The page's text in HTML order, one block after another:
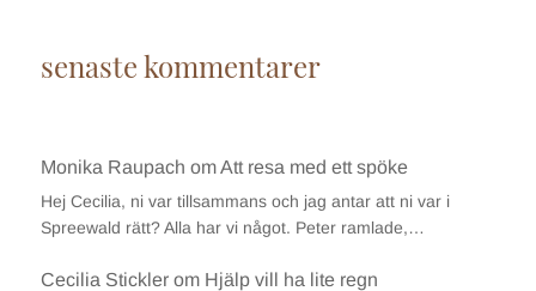
senaste kommentarer
Monika Raupach omAtt resa med ett spöke
Hej Cecilia, ni var tillsammans och jag antar att ni var i
Spreewald rätt? Alla har vi något. Peter ramlade,…
Cecilia Sticklerom Hjälp vill ha lite regn